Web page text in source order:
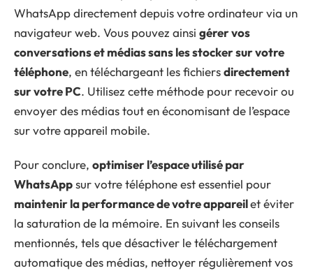
WhatsApp directement depuis votre ordinateur via un
navigateur web. Vous pouvez ainsi gérer vos
conversations et médias sans les stocker sur votre
téléphone, en téléchargeant les fichiersdirectement
sur votre PC. Utilisez cette méthode pour recevoir ou
envoyer des médias tout en économisant de l’espace
sur votre appareil mobile.
Pour conclure, optimiser l’espace utilisé par
WhatsAppsur votre téléphone est essentiel pour
maintenir la performance de votre appareilet éviter
la saturation de la mémoire. En suivant les conseils
mentionnés, tels que désactiver le téléchargement
automatique des médias, nettoyer régulièrement vos